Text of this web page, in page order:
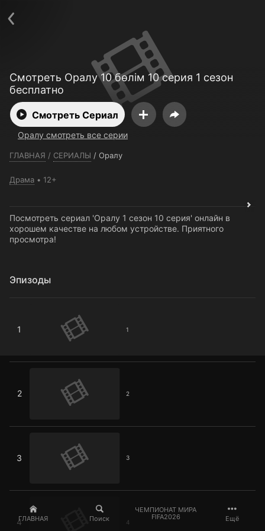
ГЛАВНАЯ Поиск
ЧЕМПИОНАТ МИРА
FIFA2026
Ещё
Смотреть Оралу 10 бөлім 10 серия 1 сезон
бесплатно
Смотреть Сериал
Оралу смотреть все серии
ГЛАВНАЯ / СЕРИАЛЫ / Оралу
Драма 12+
Посмотреть сериал 'Оралу 1 сезон 10 серия' онлайн в
хорошем качестве на любом устройстве. Приятного
просмотра!
Эпизоды
1 1
2 2
3 3
4 4
Политика конфиденциальности
Открыть приложение